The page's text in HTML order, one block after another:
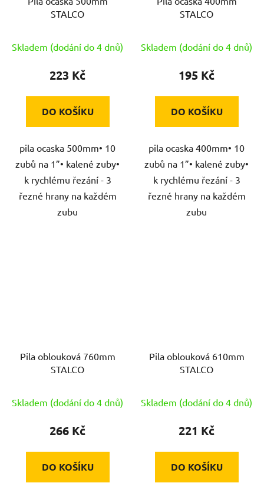
STALCO
Skladem (dodání do 4 dnů)
223 Kč
DO KOŠÍKU
pila ocaska 500mm• 10
zubů na 1”• kalené zuby•
k rychlému řezání - 3
řezné hrany na každém
zubu
STALCO
Skladem (dodání do 4 dnů)
195 Kč
DO KOŠÍKU
pila ocaska 400mm• 10
zubů na 1”• kalené zuby•
k rychlému řezání - 3
řezné hrany na každém
zubu
Pila oblouková 760mm
STALCO
Skladem (dodání do 4 dnů)
266 Kč
DO KOŠÍKU
Pila oblouková 610mm
STALCO
Skladem (dodání do 4 dnů)
221 Kč
DO KOŠÍKU